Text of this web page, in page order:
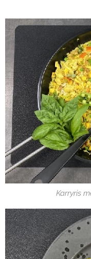
Karryris